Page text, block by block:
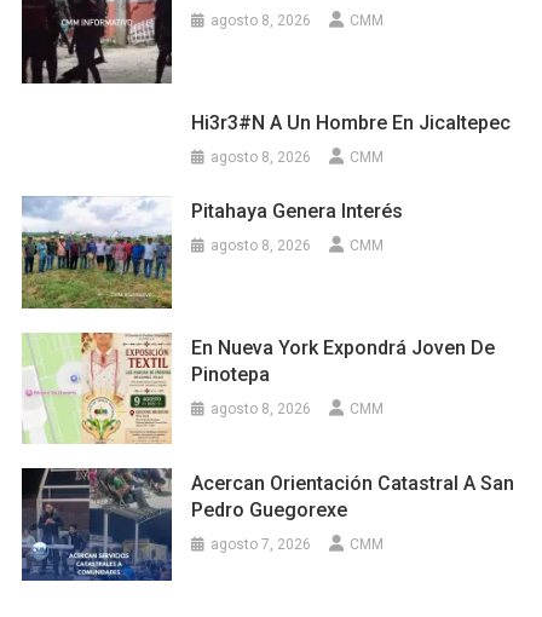
agosto 8, 2026 CMM
Hi3r3#n A Un Hombre En Jicaltepec
agosto 8, 2026 CMM
Pitahaya Genera Interés
agosto 8, 2026 CMM
En Nueva York Expondrá Joven De
Pinotepa
agosto 8, 2026 CMM
Acercan Orientación Catastral A San
Pedro Guegorexe
agosto 7, 2026 CMM